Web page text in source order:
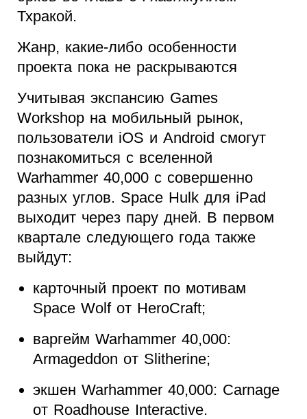
Тхракой.
Жанр, какие-либо особенности
проекта пока не раскрываются
Учитывая экспансию Games
Workshop на мобильный рынок,
пользователи iOS и Android смогут
познакомиться с вселенной
Warhammer 40,000 с совершенно
разных углов. Space Hulk для iPad
выходит через пару дней. В первом
квартале следующего года также
выйдут:
карточный проект по мотивам
Space Wolf от HeroCraft;
варгейм Warhammer 40,000:
Armageddon от Slitherine;
экшен Warhammer 40,000: Carnage
от Roadhouse Interactive.